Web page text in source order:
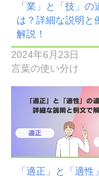
「業」と「技」の
は？詳細な説明と
解説！
2024年6月23日
言葉の使い分け
「適正」と「適性